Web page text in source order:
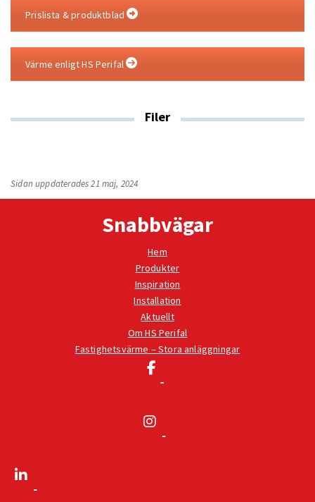
Prislista & produktblad
Värme enligt HS Perifal
Filer
Sidan uppdaterades 21 maj, 2024
Snabbvägar
Hem
Produkter
Inspiration
Installation
Aktuellt
Om HS Perifal
Fastighetsvärme – Stora anläggningar